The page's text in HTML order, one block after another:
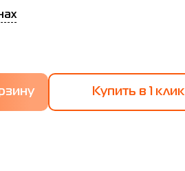
Купить в 1 клик